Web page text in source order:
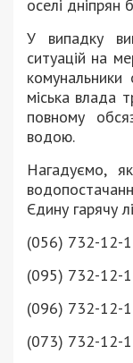
оселі дніпрян
У випадку
ситуацій на
комунальники
міська влада
повному
водою.
Нагадуємо,
Єдину гарячу
(056) 732-12-
(095) 732-12-
(096) 732-12-
(073) 732-12-